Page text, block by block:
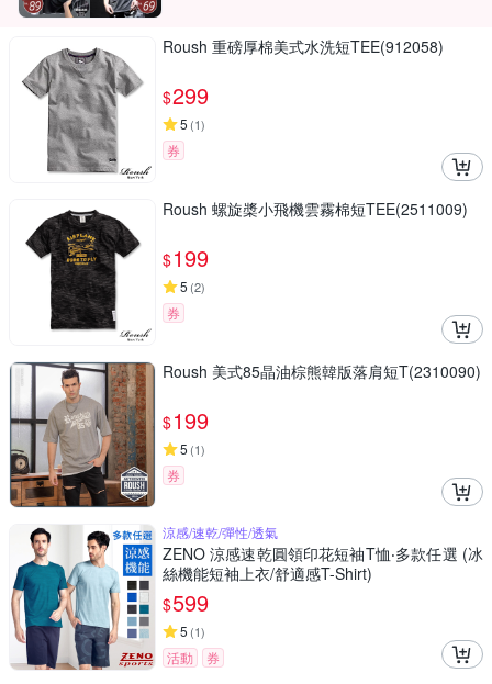
Roush 重磅厚棉美式水洗短TEE(912058)
$299
5 (1)
券
Roush 螺旋槳小飛機雲霧棉短TEE(2511009)
$199
5 (2)
券
Roush 美式85晶油棕熊韓版落肩短T(2310090)
$199
5 (1)
券
涼感/速乾/彈性/透氣
ZENO 涼感速乾圓領印花短袖T恤‧多款任選 (冰
絲機能短袖上衣/舒適感T-Shirt)
$599
5 (1)
活動
券